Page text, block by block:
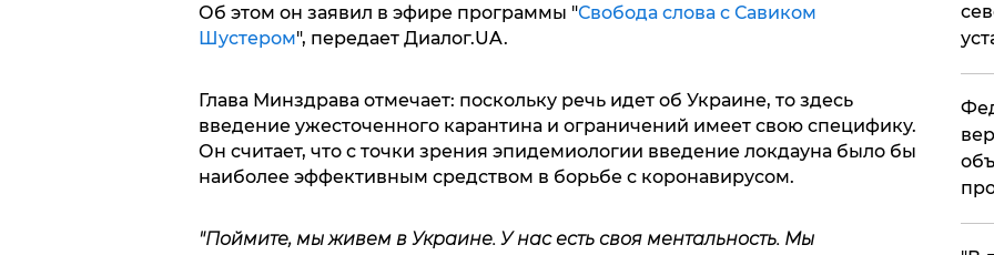
Об этом он заявил в эфире программы "Свобода слова с Савиком
Шустером", передает Диалог.UA.
Глава Минздрава отмечает: поскольку речь идет об Украине, то здесь
введение ужесточенного карантина и ограничений имеет свою специфику.
Он считает, что с точки зрения эпидемиологии введение локдауна было бы
наиболее эффективным средством в борьбе с коронавирусом.
"Поймите, мы живем в Украине. У нас есть своя ментальность. Мы